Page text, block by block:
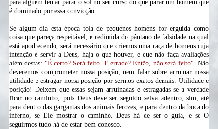
para alguém tentar parar o sol no seu curso do que parar um homem que
é dominado por essa convicção.
Se algum dia esta época tola de pequenos homens for erguida como
coisa que pareça respeitável, e redimida do pântano de falsidade na qual
está apodrecendo, será necessário que criemos uma raça de homens cuja
intenção é servir a Deus, haja o que houver, e que não faça avaliações
além destas: "É certo? Será feito. E errado? Então, não será feito". Não
deveremos comprometer nossa posição, nem falar sobre arruinar nossa
utilidade e estragar nossa posição por sermos exatos demais. Utilidade e
posição! Deixem que essas sejam arruinadas e estragadas se a verdade
ficar no caminho, pois Deus deve ser seguido selva adentro, sim, até
para dentro das gargantas dos animais ferozes, e para dentro da boca do
inferno, se Ele mostrar o caminho. Deus há de ser o guia, e se O
seguirmos tudo há de estar bem conosco.